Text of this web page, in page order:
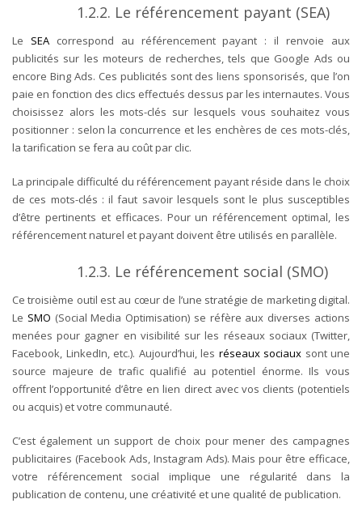
1.2.2. Le référencement payant (SEA)
Le SEAcorrespond au référencement payant : il renvoie aux
publicités sur les moteurs de recherches, tels que Google Ads ou
encore Bing Ads. Ces publicités sont des liens sponsorisés, que l’on
paie en fonction des clics effectués dessus par les internautes. Vous
choisissez alors les mots-clés sur lesquels vous souhaitez vous
positionner : selon la concurrence et les enchères de ces mots-clés,
la tarification se fera au coût par clic.
La principale difficulté du référencement payant réside dans le choix
de ces mots-clés : il faut savoir lesquels sont le plus susceptibles
d’être pertinents et efficaces. Pour un référencement optimal, les
référencement naturel et payant doivent être utilisés en parallèle.
1.2.3. Le référencement social (SMO)
Ce troisième outil est au cœur de l’une stratégie de marketing digital.
Le SMO (Social Media Optimisation) se réfère aux diverses actions
menées pour gagner en visibilité sur les réseaux sociaux (Twitter,
Facebook, LinkedIn, etc.). Aujourd’hui, les réseaux sociaux sont une
source majeure de trafic qualifié au potentiel énorme. Ils vous
offrent l’opportunité d’être en lien direct avec vos clients (potentiels
ou acquis) et votre communauté.
C’est également un support de choix pour mener des campagnes
publicitaires (Facebook Ads, Instagram Ads). Mais pour être efficace,
votre référencement social implique une régularité dans la
publication de contenu, une créativité et une qualité de publication.